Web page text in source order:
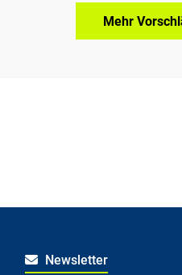
Mehr
Newsletter